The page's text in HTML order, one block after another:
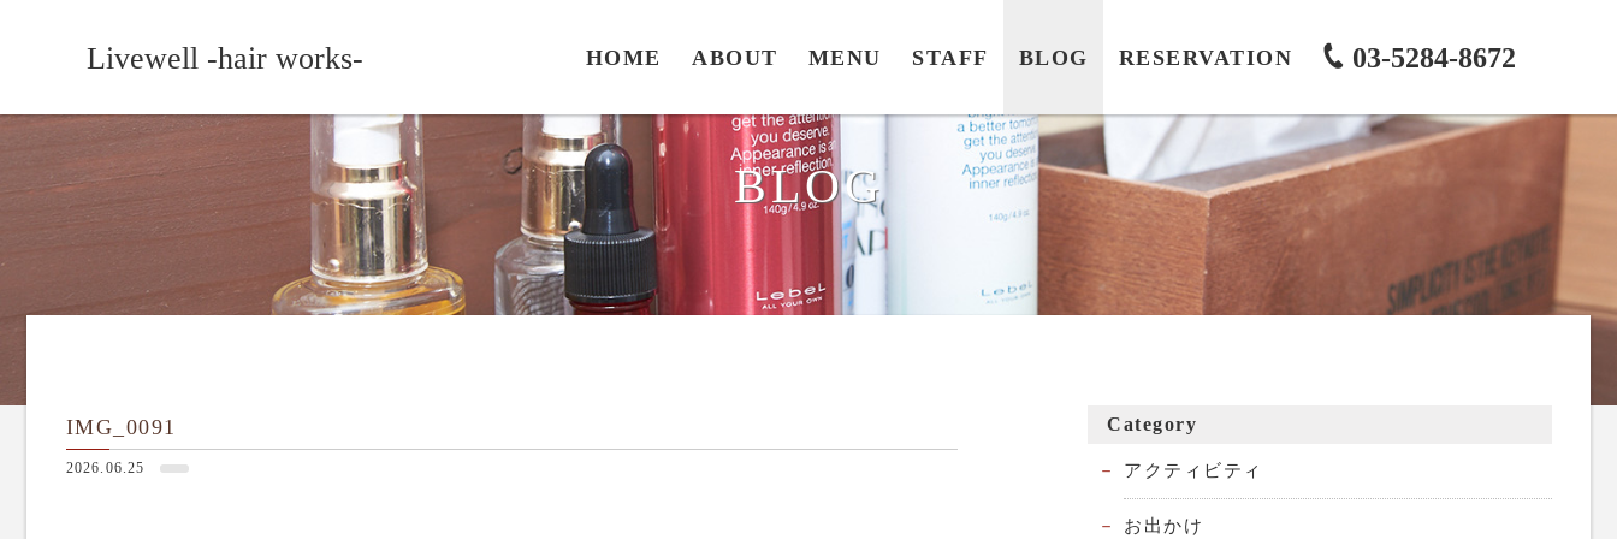
Livewell -hair works- HOME ABOUT MENU STAFF BLOG RESERVATION 03-5284-8672
BLOG
IMG_0091
2026.06.25
Category
アクティビティ
お出かけ